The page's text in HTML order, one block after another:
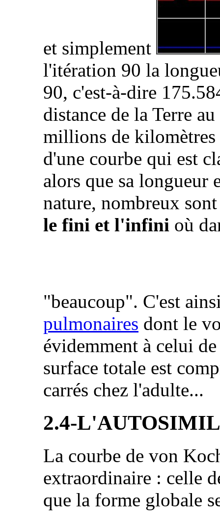
et simplement
l'itération 90 la
90, c'est-à-dire
distance de la Terre
millions de kilomètres
d'une courbe qui est
alors que sa
nature, nombreux
le fini et l'infini où
"beaucoup". C'est
pulmonaires dont le
évidemment à celui
surface totale est
carrés chez l'adulte...
2.4-
La courbe de von
extraordinaire : celle
que la forme globale